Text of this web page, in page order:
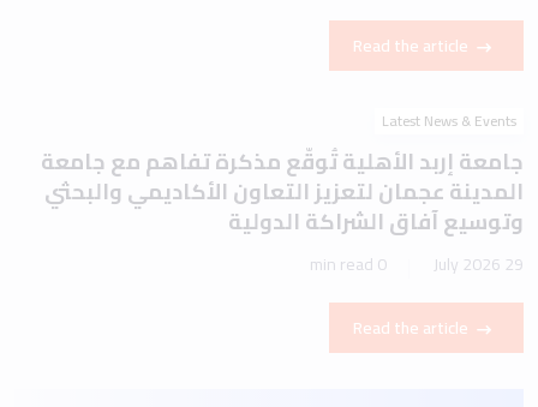
Read the article
Latest News & Events
جامعة إربد الأهلية تُوقّع مذكرة تفاهم مع جامعة
المدينة عجمان لتعزيز التعاون الأكاديمي والبحثي
وتوسيع آفاق الشراكة الدولية
29 July 2026
0 min read
Read the article